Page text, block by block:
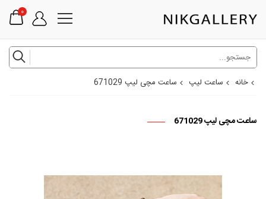
0
خانه ساعت لیپ ساعت مچی لیپ 671029
ساعت مچی لیپ 671029